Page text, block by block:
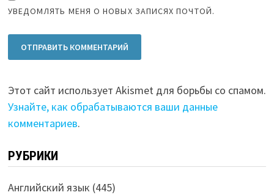
УВЕДОМЛЯТЬ МЕНЯ О НОВЫХ ЗАПИСЯХ ПОЧТОЙ.
Этот сайт использует Akismet для борьбы со спамом.
Узнайте, как обрабатываются ваши данные
комментариев.
РУБРИКИ
Английский язык (445)